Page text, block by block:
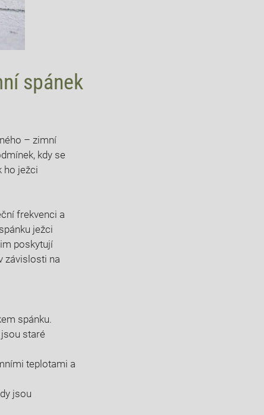
spánek
– zimní‍
kdy se
ho ježci
frekvenci a
ježci
poskytují⁤
závislosti na
spánku.
staré
teplotami a
jsou